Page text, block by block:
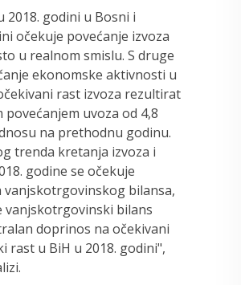
2018. godini u Bosni i
očekuje povećanje izvoza
u realnom smislu. S druge
ekonomske aktivnosti u
rast izvoza rezultirat
povećanjem uvoza od 4,8
na prethodnu godinu.
trenda kretanja izvoza i
godine se očekuje
vanjskotrgovinskog bilansa,
vanjskotrgovinski bilans
doprinos na očekivani
rast u BiH u 2018. godini",